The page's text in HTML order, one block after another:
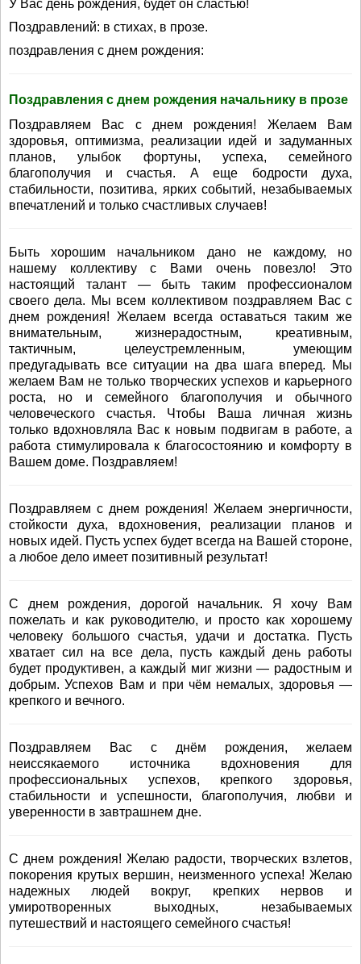
У Вас день рождения, будет он сластью!
Поздравлений: в стихах, в прозе.
поздравления с днем рождения:
Поздравления с днем рождения начальнику в прозе
Поздравляем Вас с днем рождения! Желаем Вам
здоровья, оптимизма, реализации идей и задуманных
планов, улыбок фортуны, успеха, семейного
благополучия и счастья. А еще бодрости духа,
стабильности, позитива, ярких событий, незабываемых
впечатлений и только счастливых случаев!
Быть хорошим начальником дано не каждому, но
нашему коллективу с Вами очень повезло! Это
настоящий талант — быть таким профессионалом
своего дела. Мы всем коллективом поздравляем Вас с
днем рождения! Желаем всегда оставаться таким же
внимательным, жизнерадостным, креативным,
тактичным, целеустремленным, умеющим
предугадывать все ситуации на два шага вперед. Мы
желаем Вам не только творческих успехов и карьерного
роста, но и семейного благополучия и обычного
человеческого счастья. Чтобы Ваша личная жизнь
только вдохновляла Вас к новым подвигам в работе, а
работа стимулировала к благосостоянию и комфорту в
Вашем доме. Поздравляем!
Поздравляем с днем рождения! Желаем энергичности,
стойкости духа, вдохновения, реализации планов и
новых идей. Пусть успех будет всегда на Вашей стороне,
а любое дело имеет позитивный результат!
С днем рождения, дорогой начальник. Я хочу Вам
пожелать и как руководителю, и просто как хорошему
человеку большого счастья, удачи и достатка. Пусть
хватает сил на все дела, пусть каждый день работы
будет продуктивен, а каждый миг жизни — радостным и
добрым. Успехов Вам и при чём немалых, здоровья —
крепкого и вечного.
Поздравляем Вас с днём рождения, желаем
неиссякаемого источника вдохновения для
профессиональных успехов, крепкого здоровья,
стабильности и успешности, благополучия, любви и
уверенности в завтрашнем дне.
С днем рождения! Желаю радости, творческих взлетов,
покорения крутых вершин, неизменного успеха! Желаю
надежных людей вокруг, крепких нервов и
умиротворенных выходных, незабываемых
путешествий и настоящего семейного счастья!